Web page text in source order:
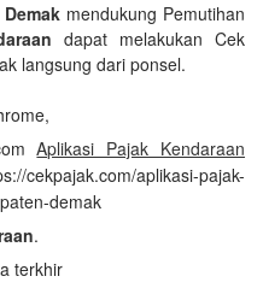
mendukung Pemutihan
dapat melakukan Cek
langsung dari ponsel.
Aplikasi Pajak Kendaraan
cekpajak.com/aplikasi-pajak-
demak
.
terkhir